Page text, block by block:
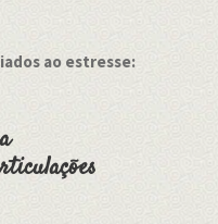
ao estresse: